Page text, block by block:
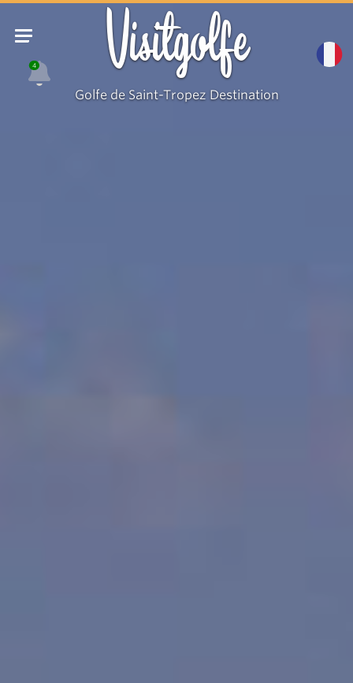
4 Visitgolfe
Golfe de Saint-Tropez Destination